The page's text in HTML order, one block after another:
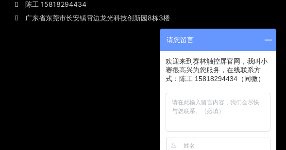
陈工 15818294434
广东省东莞市长安镇霄边龙光科技创新园8栋3楼
请您留言
欢迎来到赛林触控屏官网，我叫小
赛很高兴为您服务，在线联系方
式：陈工 15818294434（同微）